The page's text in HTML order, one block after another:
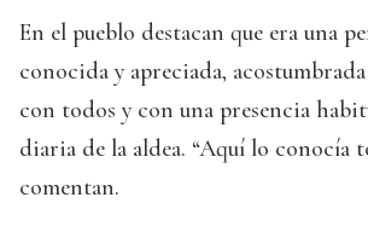
En el pueblo destacan que era una
conocida y apreciada,
con todos y con una presencia
diaria de la aldea. “Aquí lo conocía
comentan.